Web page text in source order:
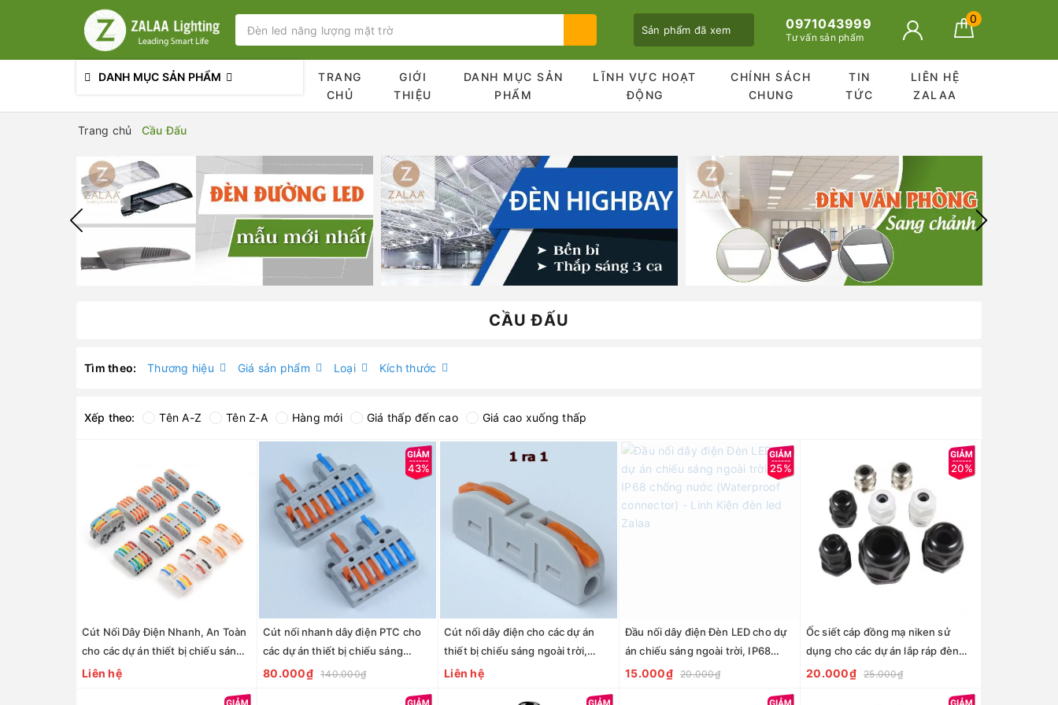
Sản phẩm đã xem
Bạn chưa xem sản phẩm nào
0971043999
Tư vấn sản phẩm
0
DANH MỤC SẢN PHẨM
TRANG
CHỦ
GIỚI
THIỆU
DANH MỤC SẢN
PHẨM
LĨNH VỰC HOẠT
ĐỘNG
CHÍNH SÁCH
CHUNG
TIN
TỨC
LIÊN HỆ
ZALAA
Trang chủ Cầu Đấu
CẦU ĐẤU
Tìm theo: Thương hiệu Giá sản phẩm Loại Kích thước
Xếp theo: Tên A-Z Tên Z-A Hàng mới Giá thấp đến cao Giá cao xuống thấp
Cút Nối Dây Điện Nhanh, An Toàn
cho các dự án thiết bị chiếu sáng
ngoài trời, chống nước - Linh Kiện
Liên hệ
43%
Cút nối nhanh dây điện PTC cho
các dự án thiết bị chiếu sáng
ngoài trời, chống nước - Linh Kiện
80.000₫ 140.000₫
Cút nối dây điện cho các dự án
thiết bị chiếu sáng ngoài trời,
chống nước - Linh Kiện đèn led
Liên hệ
25%
Đầu nối dây điện Đèn LED cho dự
án chiếu sáng ngoài trời, IP68
chống nước (Waterproof
15.000₫ 20.000₫
20%
Ốc siết cáp đồng mạ niken sử
dụng cho các dự án lắp ráp đèn
LED, thiết bị điện chiếu sáng -
20.000₫ 25.000₫